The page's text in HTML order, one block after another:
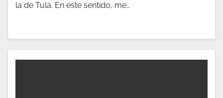
la de Tula. En este sentido, me…